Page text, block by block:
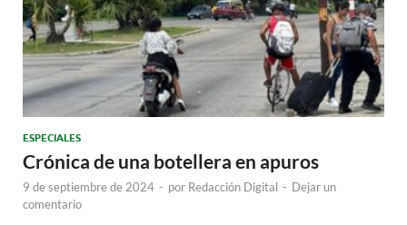
ESPECIALES
Crónica de una botellera en apuros
9 de septiembre de 2024 - por Redacción Digital - Dejar un
comentario